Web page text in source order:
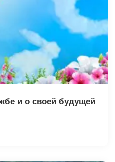
и о своей будущей